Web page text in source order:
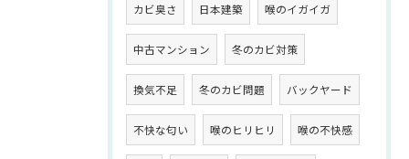
カビ臭さ 日本建築 喉のイガイガ
中古マンション 冬のカビ対策
換気不足 冬のカビ問題 バックヤード
不快な匂い 喉のヒリヒリ 喉の不快感